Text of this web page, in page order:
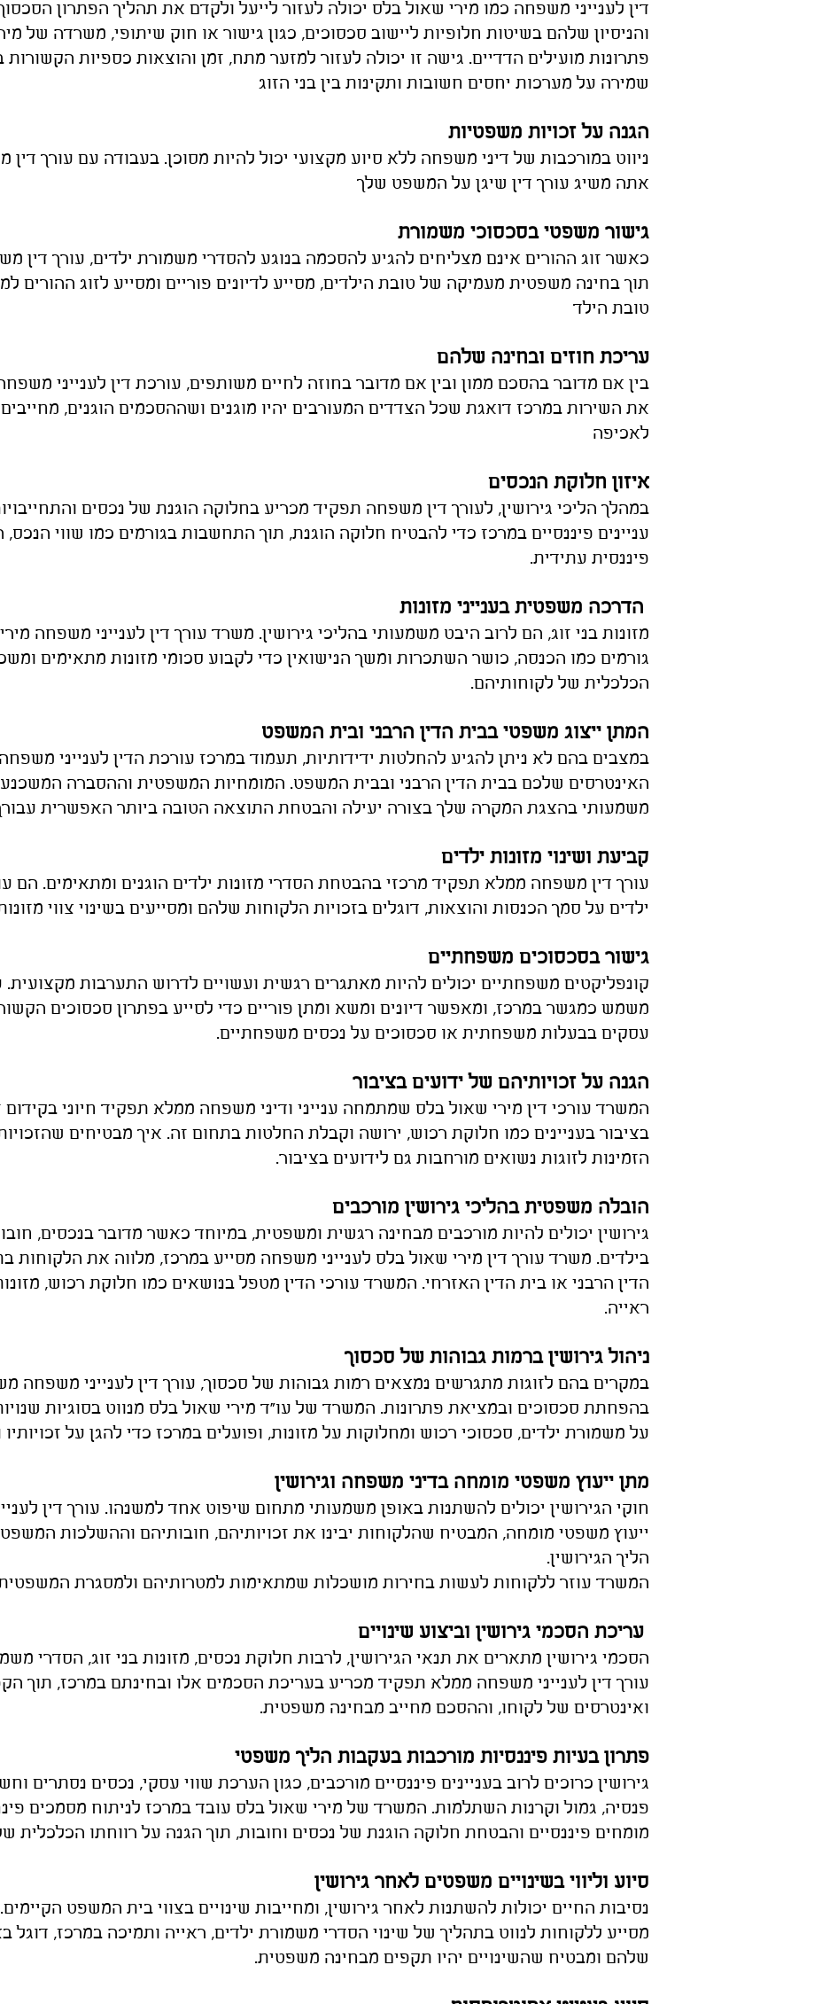
דין לענייני משפחה כמו מירי שאול בלס יכולה לעזור לייעל ולקדם את תהליך הפתרון
והניסיון שלהם בשיטות חלופיות ליישוב סכסוכים, כגון גישור או חוק שיתופי, משרדה של
פתרונות מועילים הדדיים. גישה זו יכולה לעזור למזער מתח, זמן והוצאות כספיות
שמירה על מערכות יחסים חשובות ותקינות בין בני הזוג
הגנה על זכויות משפטיות
ניווט במורכבות של דיני משפחה ללא סיוע מקצועי יכול להיות מסוכן. בעבודה עם עורך דין
אתה משיג עורך דין שיגן על המשפט שלך
גישור משפטי בסכסוכי משמורת
כאשר זוג ההורים אינם מצליחים להגיע להסכמה בנוגע להסדרי משמורת ילדים, עורך
תוך בחינה משפטית מעמיקה של טובת הילדים, מסייע לדיונים פוריים ומסייע לזוג ההורים
טובת הילד
עריכת חוזים ובחינה שלהם
בין אם מדובר בהסכם ממון ובין אם מדובר בחוזה לחיים משותפים, עורכת דין לענייני
את השירות במרכז דואגת שכל הצדדים המעורבים יהיו מוגנים ושההסכמים הוגנים,
לאכיפה
איזון חלוקת הנכסים
במהלך הליכי גירושין, לעורך דין משפחה תפקיד מכריע בחלוקה הוגנת של נכסים
עניינים פיננסיים במרכז כדי להבטיח חלוקה הוגנת, תוך התחשבות בגורמים כמו שווי הנכס,
פיננסית עתידית.
הדרכה משפטית בענ
מזונות בני זוג, הם לרוב היבט משמעותי בהליכי גירושין. משרד עורך דין לענייני משפחה
גורמים כמו הכנסה, כושר השתכרות ומשך הנישואין כדי לקבוע סכומי מזונות מתאימים
הכלכלית של לקוחותיהם.
המתן ייצוג משפטי בבית הדין הרבני ובית המשפט
במצבים בהם לא ניתן להגיע להחלטות ידידותיות, תעמוד במרכז עורכת הדין לענייני
האינטרסים שלכם בבית הדין הרבני ובבית המשפט. המומחיות המשפטית וההסברה
משמעותי בהצגת המקרה שלך בצורה יעילה והבטחת התוצאה הטובה ביותר האפשרית
קביעת ושינוי מזונות ילדים
עורך דין משפחה ממלא תפקיד מרכזי בהבטחת הסדרי מזונות ילדים הוגנים ומתאימים. הם
ילדים על סמך הכנסות והוצאות, דוגלים בזכויות הלקוחות שלהם ומסייעים בשינוי צווי
גישור בסכסוכים משפחתיים
קונפליקטים משפחתיים יכולים להיות מאתגרים רגשית ועשויים לדרוש התערבות מקצועית.
משמש כמגשר במרכז, ומאפשר דיונים ומשא ומתן פוריים כדי לסייע בפתרון סכסוכים
עסקים בבעלות משפחתית או סכסוכים על נכסים משפחתיים.
הגנה על זכויותיהם של ידועים בציבור
המשרד עורכי דין מירי שאול בלס שמתמחה ענייני ודיני משפחה ממלא תפקיד חיוני בקידום
בציבור בעניינים כמו חלוקת רכוש, ירושה וקבלת החלטות בתחום זה. איך מבטיחים
הזמינות לזוגות נשואים מורחבות גם לידועים בציבור.
הובלה משפטית בהליכי גירושין מורכבים
גירושין יכולים להיות מורכבים מבחינה רגשית ומשפטית, במיוחד כאשר מדובר בנכסים,
בילדים. משרד עורך דין מירי שאול בלס לענייני משפחה מסייע במרכז, מלווה את הלקוחות
הדין הרבני או בית הדין האזרחי. המשרד עורכי הדין מטפל בנושאים כמו חלוקת רכוש,
ראייה.
ניהול גירושין ברמות גבוהות של סכסוך
במקרים בהם לזוגות מתגרשים נמצאים רמות גבוהות של סכסוך, עורך דין לענייני משפחה
בהפחתת סכסוכים ובמציאת פתרונות. המשרד של עו"ד מירי שאול בלס מנווט בסוגיות
על משמורת ילדים, סכסוכי רכוש ומחלוקות על מזונות, ופועלים במרכז כדי להגן על
מתן ייעוץ משפטי מומחה בדיני משפחה וגירושין
חוקי הגירושין יכולים להשתנות באופן משמעותי מתחום שיפוט אחד למשנהו. עורך דין
ייעוץ משפטי מומחה, המבטיח שהלקוחות יבינו את זכויותיהם, חובותיהם וההשלכות
הליך הגירושין.
המשרד עוזר ללקוחות לעשות בחירות מושכלות שמתאימות למטרותיהם ולמסגרת
הסכמי גירושין מתארים את תנאי הגירושין, לרבות חלוקת נכסים, מזונות בני זוג, הסדרי
עורך דין לענייני משפחה ממלא תפקיד מכריע בעריכת הסכמים אלו ובחינתם במרכז, תוך
ואינטרסים של לקוחו, וההסכם מחייב מבחינה משפטית.
פתרון בעיות פיננסיות מורכבות בעקבות הליך משפטי
גירושין כרוכים לרוב בעניינים פיננסיים מורכבים, כגון הערכת שווי עסקי, נכסים נסתרים
פנסיה, גמול וקרנות השתלמות. המשרד של מירי שאול בלס עובד במרכז לניתוח מסמכים
מומחים פיננסיים והבטחת חלוקה הוגנת של נכסים וחובות, תוך הגנה על רווחתו הכלכלית
סיוע וליווי בשינויים משפטים לאחר גירושין
נסיבות החיים יכולות להשתנות לאחר גירושין, ומחייבות שינויים בצווי בית המשפט
מסייע ללקוחות לנווט בתהליך של שינוי הסדרי משמורת ילדים, ראייה ותמיכה במרכז, דוגל
שלהם ומבטיח שהשינויים יהיו תקפים מבחינה משפטית.